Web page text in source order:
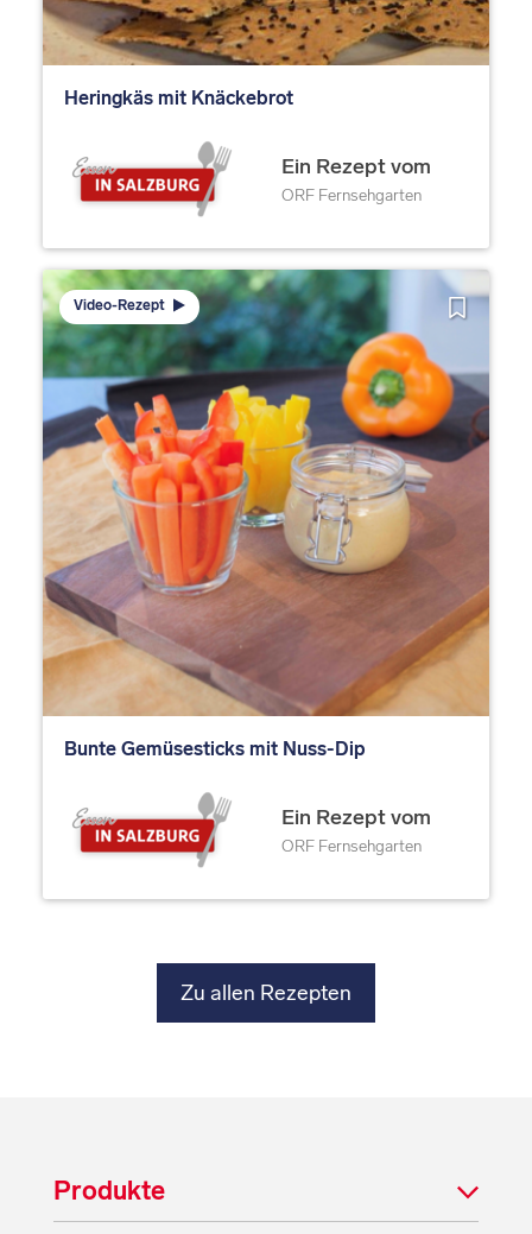
Heringkäs mit Knäckebrot
Ein Rezept vom
ORF Fernsehgarten
Video-Rezept
Bunte Gemüsesticks mit Nuss-Dip
Ein Rezept vom
ORF Fernsehgarten
Zu allen Rezepten
Produkte